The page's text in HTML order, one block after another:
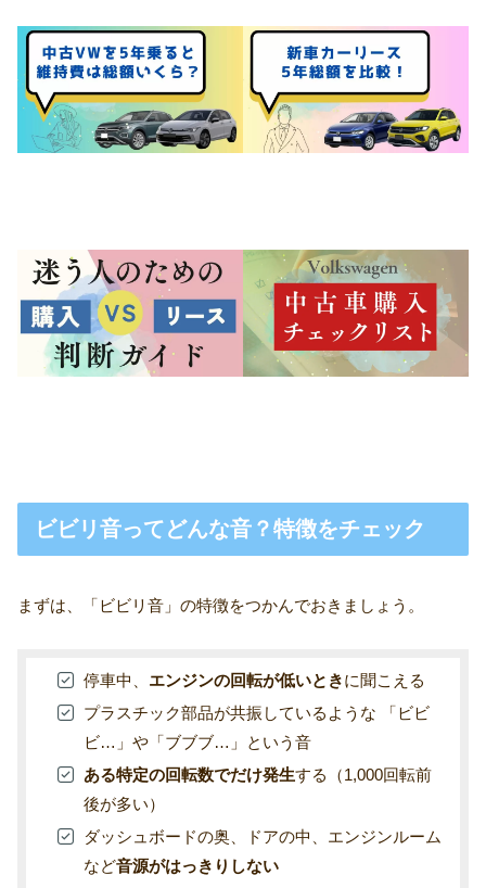
ビビリ音ってどんな音？特徴をチェック
まずは、「ビビリ音」の特徴をつかんでおきましょう。
停車中、 エンジンの回転が低いときに聞こえる
プラスチック部品が共振しているような 「ビビ
ビ…」や「ブブブ…」という音
ある特定の回転数でだけ発生する（1,000回転前
後が多い）
ダッシュボードの奥、ドアの中、エンジンルーム
など音源がはっきりしない